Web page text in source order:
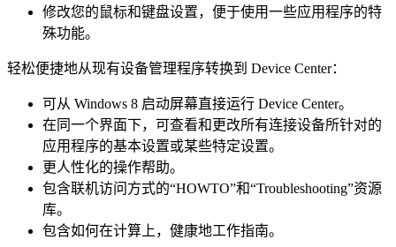
修改您的鼠标和键盘设置，便于使用一些应用程序的特
殊功能。
轻松便捷地从现有设备管理程序转换到 Device Center：
可从 Windows 8 启动屏幕直接运行 Device Center。
在同一个界面下，可查看和更改所有连接设备所针对的
应用程序的基本设置或某些特定设置。
更人性化的操作帮助。
包含联机访问方式的“HOWTO”和“Troubleshooting”资源
库。
包含如何在计算上，健康地工作指南。